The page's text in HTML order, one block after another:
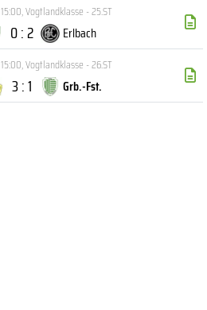
15:00,Vogtlandklasse - 25.ST
0 : 2
Erlbach
15:00,Vogtlandklasse - 26.ST
3 : 1 Grb.-Fst.